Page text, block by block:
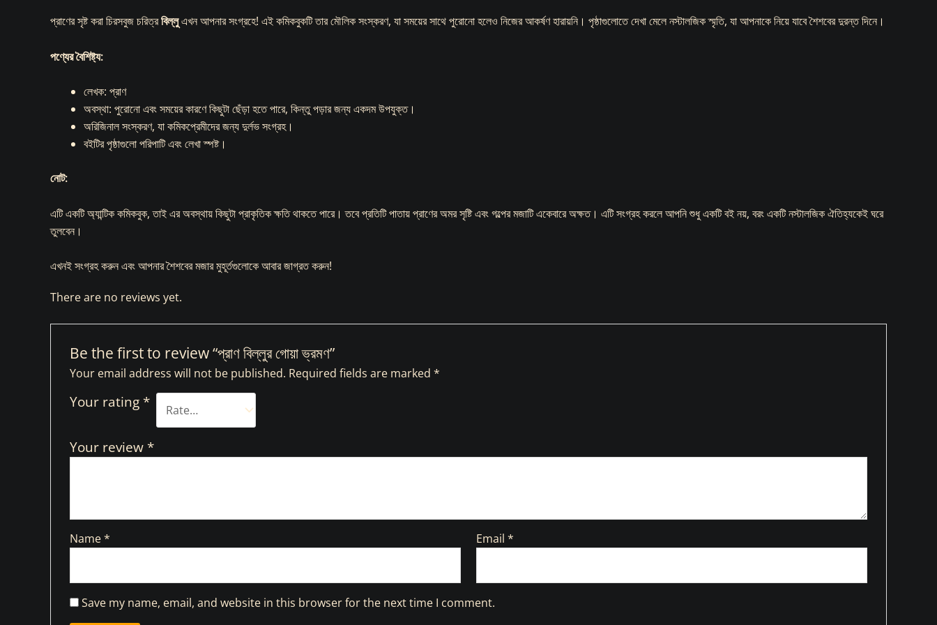
প্রাণের সৃষ্ট করা চিরসবুজ চরিত্রবিল্লুএখন আপনার সংগ্রহে! এই কমিকবুকটি তার মৌলিক সংস্করণ, যা সময়ের সাথে পুরোনো হলেও নিজের আকর্ষণ হারায়নি। পৃষ্ঠাগুলোতে দেখা মেলে নস্টালজিক স্মৃতি, যা আপনাকে নিয়ে যাবে শৈশবের দুরন্ত দিনে।
পণ্যের বৈশিষ্ট্য:
লেখক: প্রাণ
অবস্থা: পুরোনো এবং সময়ের কারণে কিছুটা ছেঁড়া হতে পারে, কিন্তু পড়ার জন্য একদম উপযুক্ত।
অরিজিনাল সংস্করণ, যা কমিকপ্রেমীদের জন্য দুর্লভ সংগ্রহ।
বইটির পৃষ্ঠাগুলো পরিপাটি এবং লেখা স্পষ্ট।
নোট:
এটি একটি অ্যান্টিক কমিকবুক, তাই এর অবস্থায় কিছুটা প্রাকৃতিক ক্ষতি থাকতে পারে। তবে প্রতিটি পাতায় প্রাণের অমর সৃষ্টি এবং গল্পের মজাটি একেবারে অক্ষত। এটি সংগ্রহ করলে আপনি শুধু একটি বই নয়, বরং একটি নস্টালজিক ঐতিহ্যকেই ঘরে
তুলবেন।
এখনই সংগ্রহ করুন এবং আপনার শৈশবের মজার মুহূর্তগুলোকে আবার জাগ্রত করুন!
There are no reviews yet.
Be the first to review “প্রাণ বিল্লুর গোয়া ভ্রমণ”
Your email address will not be published. Required fields are marked *
Your rating *
Your review *
Name* Email*
Save my name, email, and website in this browser for the next time I comment.